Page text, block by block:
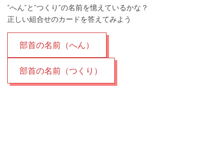
”へん”と”つくり”の名前を憶えているかな？
正しい組合せのカードを答えてみよう
部首の名前（へん）
部首の名前（つくり）